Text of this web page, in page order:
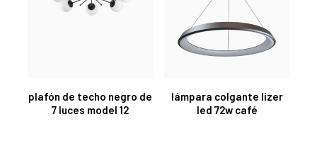
plafón de techo negro de
7 luces model 12
lámpara colgante lizer
led 72w café